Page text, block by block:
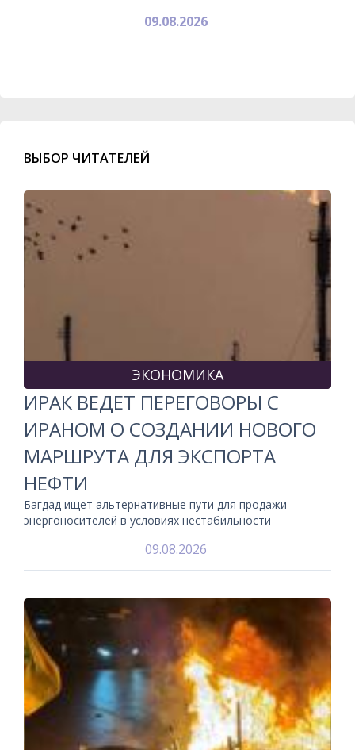
09.08.2026
ВЫБОР ЧИТАТЕЛЕЙ
ЭКОНОМИКА
ИРАК ВЕДЕТ ПЕРЕГОВОРЫ С
ИРАНОМ О СОЗДАНИИ НОВОГО
МАРШРУТА ДЛЯ ЭКСПОРТА
НЕФТИ
Багдад ищет альтернативные пути для продажи
энергоносителей в условиях нестабильности
09.08.2026